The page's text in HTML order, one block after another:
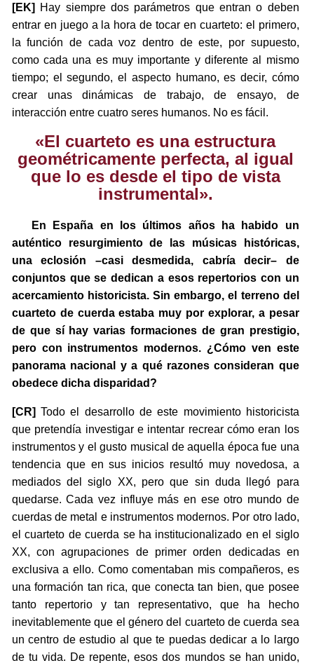
[EK]
Hay siempre dos parámetros que entran o deben
entrar en juego a la hora de tocar en cuarteto: el primero,
la función de cada voz dentro de este, por supuesto,
como cada una es muy importante y diferente al mismo
tiempo; el segundo, el aspecto humano, es decir, cómo
crear unas dinámicas de trabajo, de ensayo, de
interacción entre cuatro seres humanos. No es fácil.
«El cuarteto es una estructura
geométricamente perfecta, al igual
que lo es desde el tipo de vista
instrumental».
En España en los últimos años ha habido un
auténtico resurgimiento de las músicas históricas,
una eclosión –casi desmedida, cabría decir– de
conjuntos que se dedican a esos repertorios con un
acercamiento historicista. Sin embargo, el terreno del
cuarteto de cuerda estaba muy por explorar, a pesar
de que sí hay varias formaciones de gran prestigio,
pero con instrumentos modernos. ¿Cómo ven este
panorama nacional y a qué razones consideran que
obedece dicha disparidad?
[CR] Todo el desarrollo de este movimiento historicista
que pretendía investigar e intentar recrear cómo eran los
instrumentos y el gusto musical de aquella época fue una
tendencia que en sus inicios resultó muy novedosa, a
mediados del siglo XX, pero que sin duda llegó para
quedarse. Cada vez influye más en ese otro mundo de
cuerdas de metal e instrumentos modernos. Por otro lado,
el cuarteto de cuerda se ha institucionalizado en el siglo
XX, con agrupaciones de primer orden dedicadas en
exclusiva a ello. Como comentaban mis compañeros, es
una formación tan rica, que conecta tan bien, que posee
tanto repertorio y tan representativo, que ha hecho
inevitablemente que el género del cuarteto de cuerda sea
un centro de estudio al que te puedas dedicar a lo largo
de tu vida. De repente, esos dos mundos se han unido,